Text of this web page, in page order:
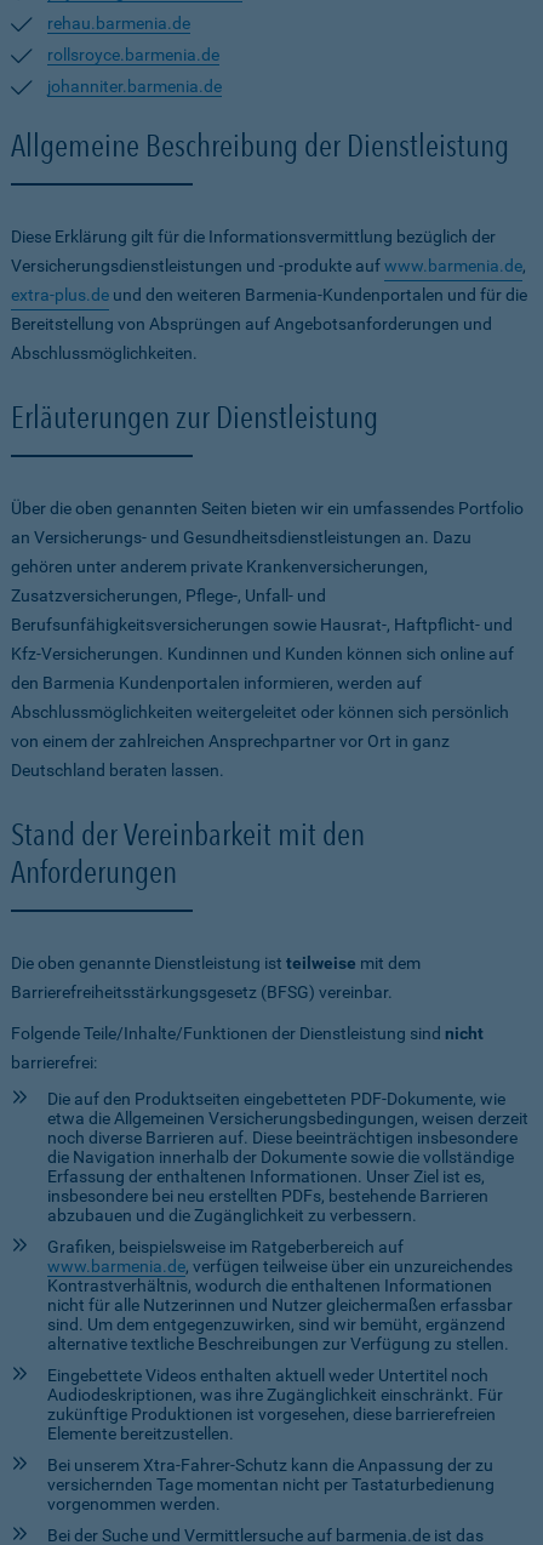
rehau.barmenia.de
rollsroyce.barmenia.de
johanniter.barmenia.de
Allgemeine Beschreibung der Dienstleistung
Diese Erklärung gilt für die Informationsvermittlung bezüglich der
Versicherungsdienstleistungen und -produkte aufwww.barmenia.de,
extra-plus.de und den weiteren Barmenia-Kundenportalen und für die
Bereitstellung von Absprüngen auf Angebotsanforderungen und
Abschlussmöglichkeiten.
Erläuterungen zur Dienstleistung
Über die oben genannten Seiten bieten wir ein umfassendes Portfolio
an Versicherungs- und Gesundheitsdienstleistungen an. Dazu
gehören unter anderem private Krankenversicherungen,
Zusatzversicherungen, Pflege-, Unfall- und
Berufsunfähigkeitsversicherungen sowie Hausrat-, Haftpflicht- und
Kfz-Versicherungen. Kundinnen und Kunden können sich online auf
den Barmenia Kundenportalen informieren, werden auf
Abschlussmöglichkeiten weitergeleitet oder können sich persönlich
von einem der zahlreichen Ansprechpartner vor Ort in ganz
Deutschland beraten lassen.
Stand der Vereinbarkeit mit den
Anforderungen
Die oben genannte Dienstleistung ist teilweise mit dem
Barrierefreiheitsstärkungsgesetz (BFSG) vereinbar.
Folgende Teile/Inhalte/Funktionen der Dienstleistung sind nicht
barrierefrei:
Die auf den Produktseiten eingebetteten PDF-Dokumente, wie
etwa die Allgemeinen Versicherungsbedingungen, weisen derzeit
noch diverse Barrieren auf. Diese beeinträchtigen insbesondere
die Navigation innerhalb der Dokumente sowie die vollständige
Erfassung der enthaltenen Informationen. Unser Ziel ist es,
insbesondere bei neu erstellten PDFs, bestehende Barrieren
abzubauen und die Zugänglichkeit zu verbessern.
Grafiken, beispielsweise im Ratgeberbereich auf
www.barmenia.de, verfügen teilweise über ein unzureichendes
Kontrastverhältnis, wodurch die enthaltenen Informationen
nicht für alle Nutzerinnen und Nutzer gleichermaßen erfassbar
sind. Um dem entgegenzuwirken, sind wir bemüht, ergänzend
alternative textliche Beschreibungen zur Verfügung zu stellen.
Eingebettete Videos enthalten aktuell weder Untertitel noch
Audiodeskriptionen, was ihre Zugänglichkeit einschränkt. Für
zukünftige Produktionen ist vorgesehen, diese barrierefreien
Elemente bereitzustellen.
Bei unserem Xtra-Fahrer-Schutz kann die Anpassung der zu
versichernden Tage momentan nicht per Tastaturbedienung
vorgenommen werden.
Bei der Suche und Vermittlersuche auf barmenia.de ist das